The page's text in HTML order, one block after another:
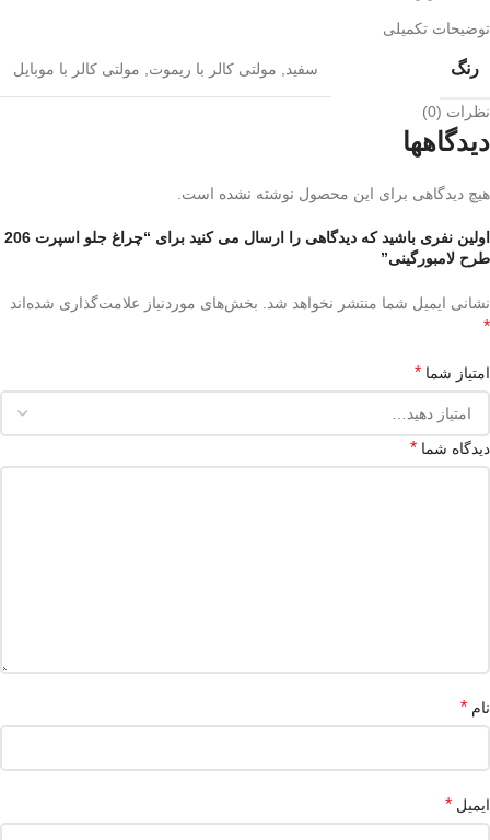
توضیحات تکمیلی
رنگ سفید, مولتی کالر با ریموت, مولتی کالر با موبایل
نظرات (0)
دیدگاهها
هیچ دیدگاهی برای این محصول نوشته نشده است.
اولین نفری باشید که دیدگاهی را ارسال می کنید برای “چراغ جلو اسپرت 206
طرح لامبورگینی”
نشانی ایمیل شما منتشر نخواهد شد. بخش‌های موردنیاز علامت‌گذاری شده‌اند
*
امتیاز شما *
دیدگاه شما *
نام *
ایمیل *